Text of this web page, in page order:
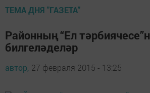
ТЕМА ДНЯ "ГАЗЕТА"
Районның “Ел тәрбиячесе”н
билгеләделәр
автор, 27 февраля 2015 - 13:25